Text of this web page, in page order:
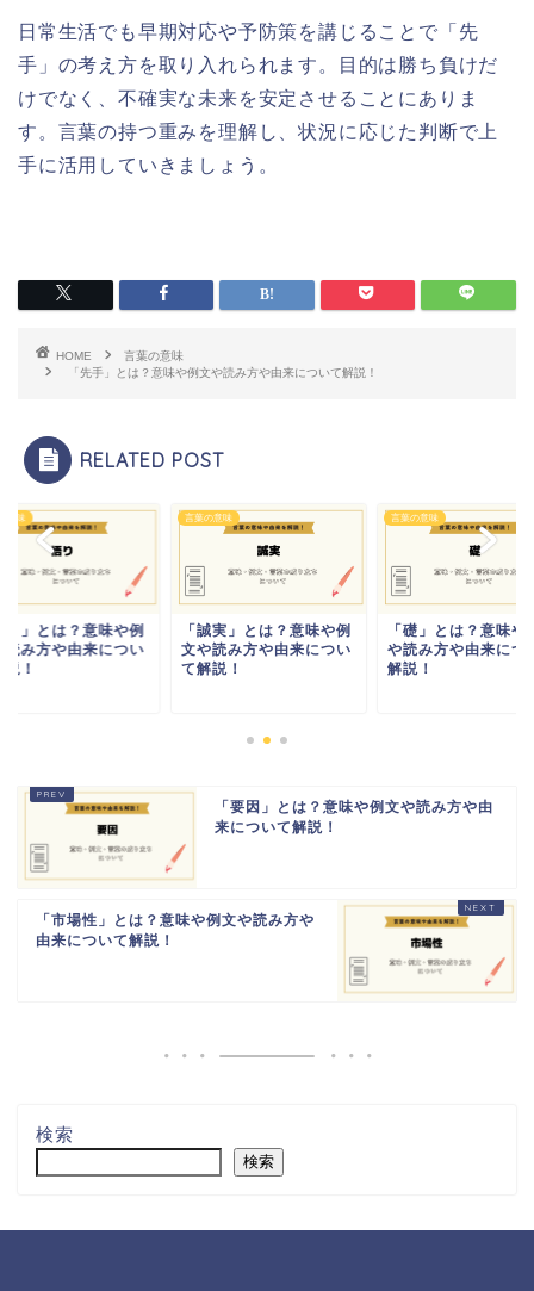
日常生活でも早期対応や予防策を講じることで「先
手」の考え方を取り入れられます。目的は勝ち負けだ
けでなく、不確実な未来を安定させることにありま
す。言葉の持つ重みを理解し、状況に応じた判断で上
手に活用していきましょう。
HOME
言葉の意味
「先手」とは？意味や例文や読み方や由来について解説！
RELATED POST
意味
り」とは？意味や例
読み方や由来につい
！
言葉の意味
「誠実」とは？意味や例
文や読み方や由来につい
て解説！
言葉の意味
「礎」とは？意味や
や読み方や由来につ
解説！
「要因」とは？意味や例文や読み方や由
来について解説！
「市場性」とは？意味や例文や読み方や
由来について解説！
検索
検索